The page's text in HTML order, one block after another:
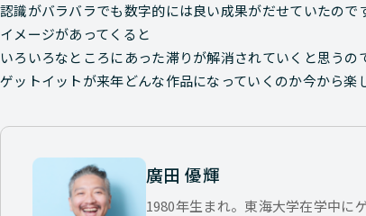
認識がバラバラでも数字的には良い成果がだせていたので
イメージがあってくると
いろいろなところにあった滞りが解消されていくと思うの
ゲットイットが来年どんな作品になっていくのか今から楽
廣田 優輝
1980年生まれ。東海大学在学中に